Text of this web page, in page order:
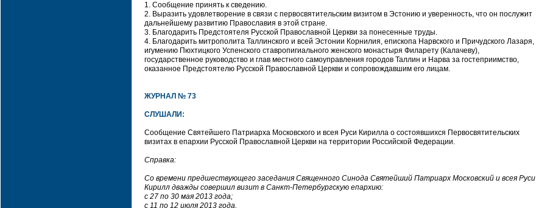
1. Сообщение принять к сведению.
2. Выразить удовлетворение в связи с первосвятительским визитом в Эстонию и уверенность, что он послужит
дальнейшему развитию Православия в этой стране.
3. Благодарить Предстоятеля Русской Православной Церкви за понесенные труды.
4. Благодарить митрополита Таллинского и всей Эстонии Корнилия, епископа Нарвского и Причудского Лазаря,
игумению Пюхтицкого Успенского ставропигиального женского монастыря Филарету (Калачеву),
государственное руководство и глав местного самоуправления городов Таллин и Нарва за гостеприимство,
оказанное Предстоятелю Русской Православной Церкви и сопровождавшим его лицам.
ЖУРНАЛ № 73
СЛУШАЛИ:
Сообщение Святейшего Патриарха Московского и всея Руси Кирилла о состоявшихся Первосвятительских
визитах в епархии Русской Православной Церкви на территории Российской Федерации.
Справка:
Со времени предшествующего заседания Священного Синода Святейший Патриарх Московский и всея Руси
Кирилл дважды совершил визит в Санкт-Петербургскую епархию:
с 27 по 30 мая 2013 года;
с 11 по 12 июля 2013 года.